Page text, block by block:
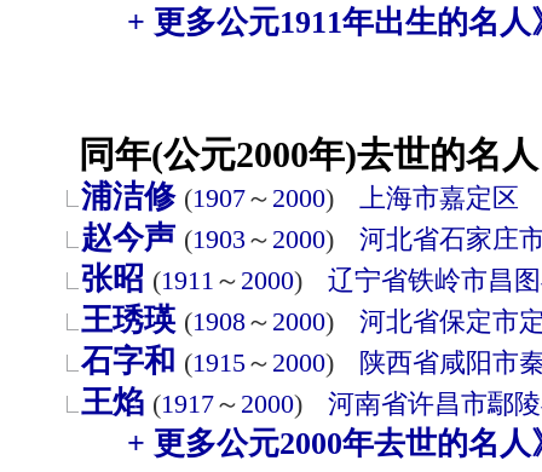
+ 更多公元1911年出生的名人
同年(公元2000年)去世的名
浦洁修 (1907～ 2000) 上海市嘉定区
赵今声 (1903 ～ 2000) 河北省石家庄
张昭 (1911 ～ 2000) 辽宁省铁岭市昌
王琇瑛 (1908～ 2000) 河北省保定市
石字和 (1915～ 2000) 陕西省咸阳市
王焰 (1917～ 2000) 河南省许昌市鄢
+ 更多公元2000年去世的名人